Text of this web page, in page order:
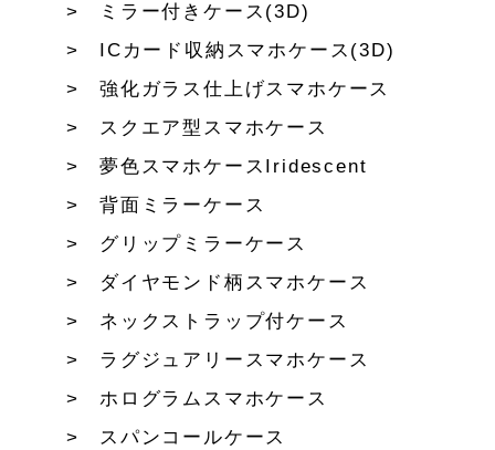
ミラー付きケース(3D)
ICカード収納スマホケース(3D)
強化ガラス仕上げスマホケース
スクエア型スマホケース
夢色スマホケースIridescent
背面ミラーケース
グリップミラーケース
ダイヤモンド柄スマホケース
ネックストラップ付ケース
ラグジュアリースマホケース
ホログラムスマホケース
スパンコールケース